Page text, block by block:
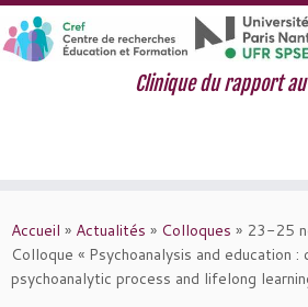
au
contenu
Clinique du rapport
Accueil » Actualités » Colloques » 23-25
Colloque « Psychoanalysis and education :
psychoanalytic process and lifelong